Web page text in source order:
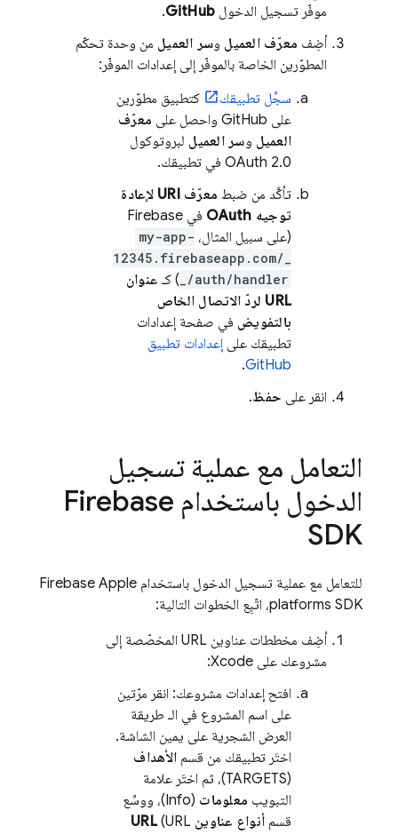
موفّر تسجيل الدخول GitHub
.
أضِف معرّف العميل وسر العميل من وحدة تحكّم
المطوّرين الخاصة بالموفّر إلى إعدادات الموفّر:
سجِّل تطبيقك
كتطبيق مطوّرين
على GitHub واحصل على
معرّف
العميل وسر العميل لبروتوكول
OAuth 2.0 في تطبيقك.
تأكَّد من ضبط
معرّف URI لإعادة
توجيه OAuth
في Firebase
(على سبيل المثال، my-app-
12345.firebaseapp.com/_
_/auth/handler ) كـ عنوان
URL لردّ الاتصال الخاص
بالتفويض في صفحة إعدادات
تطبيقك على إعدادات تطبيق
GitHub
.
انقر على حفظ.
التعامل مع عملية تسجيل
الدخول باستخدام Firebase
SDK
للتعامل مع عملية تسجيل الدخول باستخدام Firebase Apple
platforms SDK، اتّبِع الخطوات التالية:
أضِف مخططات عناوين URL المخصّصة إلى
مشروعك على Xcode:
افتح إعدادات مشروعك: انقر مرّتين
على اسم المشروع في الـ طريقة
العرض الشجرية على يمين الشاشة.
اختَر تطبيقك من قسم الأهداف
(TARGETS)، ثم اختَر علامة
التبويب معلومات
(Info)، ووسِّع
قسم أنواع عناوين URL (URL